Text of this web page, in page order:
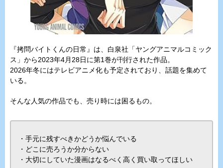
『拷問バイトくんの日常』は、白泉社「ヤングアニマルコミック
ス」から2023年4月28日に第1巻が刊行された作品。
2026年冬にはテレビアニメ化も予定されており、話題を集めて
いる。
そんな人気の作品でも、売り時には困るもの。
・手元に残すべきかどうか悩んでいる
・どこに売ろうか分からない
・大切にしていた漫画はなるべく高く買い取ってほしい